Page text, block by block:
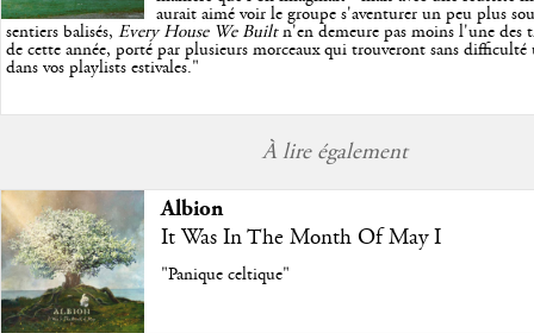
aurait aimé voir le groupe s'aventurer un peu plus
sentiers balisés, Every House We Builtn'en demeure pas moins l'une des
de cette année, porté par plusieurs morceaux qui trouveront sans difficulté
dans vos playlists estivales."
À lire également
Albion
It Was In The Month Of May I
"Panique celtique"